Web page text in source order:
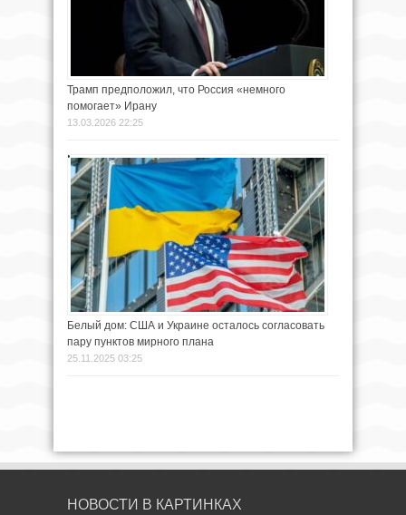
Трамп предположил, что Россия «немного
помогает» Ирану
13.03.2026 22:25
Белый дом: США и Украине осталось согласовать
пару пунктов мирного плана
25.11.2025 03:25
НОВОСТИ В КАРТИНКАХ